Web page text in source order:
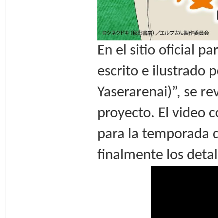
En el sitio oficial
escrito e ilustrado
Yaserarenai)”, se
proyecto. El video
para la temporada
finalmente los